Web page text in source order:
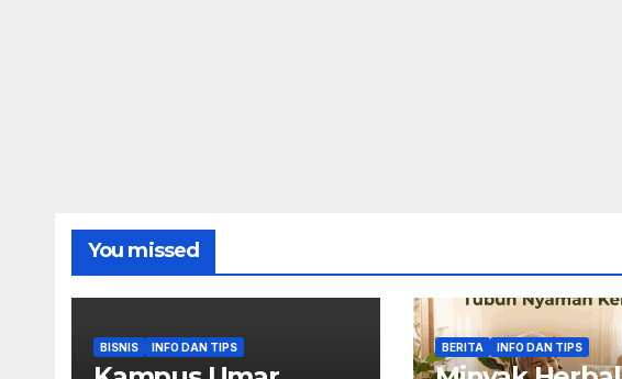
You missed
BISNIS INFO DAN TIPS BERITA INFO DAN TIPS